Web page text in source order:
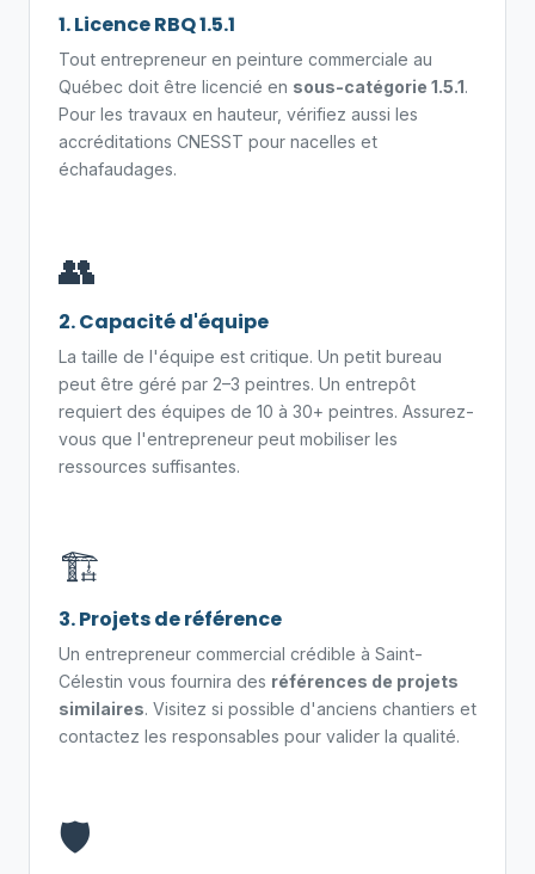
1. Licence RBQ 1.5.1
Tout entrepreneur en peinture commerciale au
Québec doit être licencié en sous-catégorie 1.5.1.
Pour les travaux en hauteur, vérifiez aussi les
accréditations CNESST pour nacelles et
échafaudages.
👥
2. Capacité d'équipe
La taille de l'équipe est critique. Un petit bureau
peut être géré par 2–3 peintres. Un entrepôt
requiert des équipes de 10 à 30+ peintres. Assurez-
vous que l'entrepreneur peut mobiliser les
ressources suffisantes.
🏗️
3. Projets de référence
Un entrepreneur commercial crédible à Saint-
Célestin vous fournira des références de projets
similaires. Visitez si possible d'anciens chantiers et
contactez les responsables pour valider la qualité.
🛡️